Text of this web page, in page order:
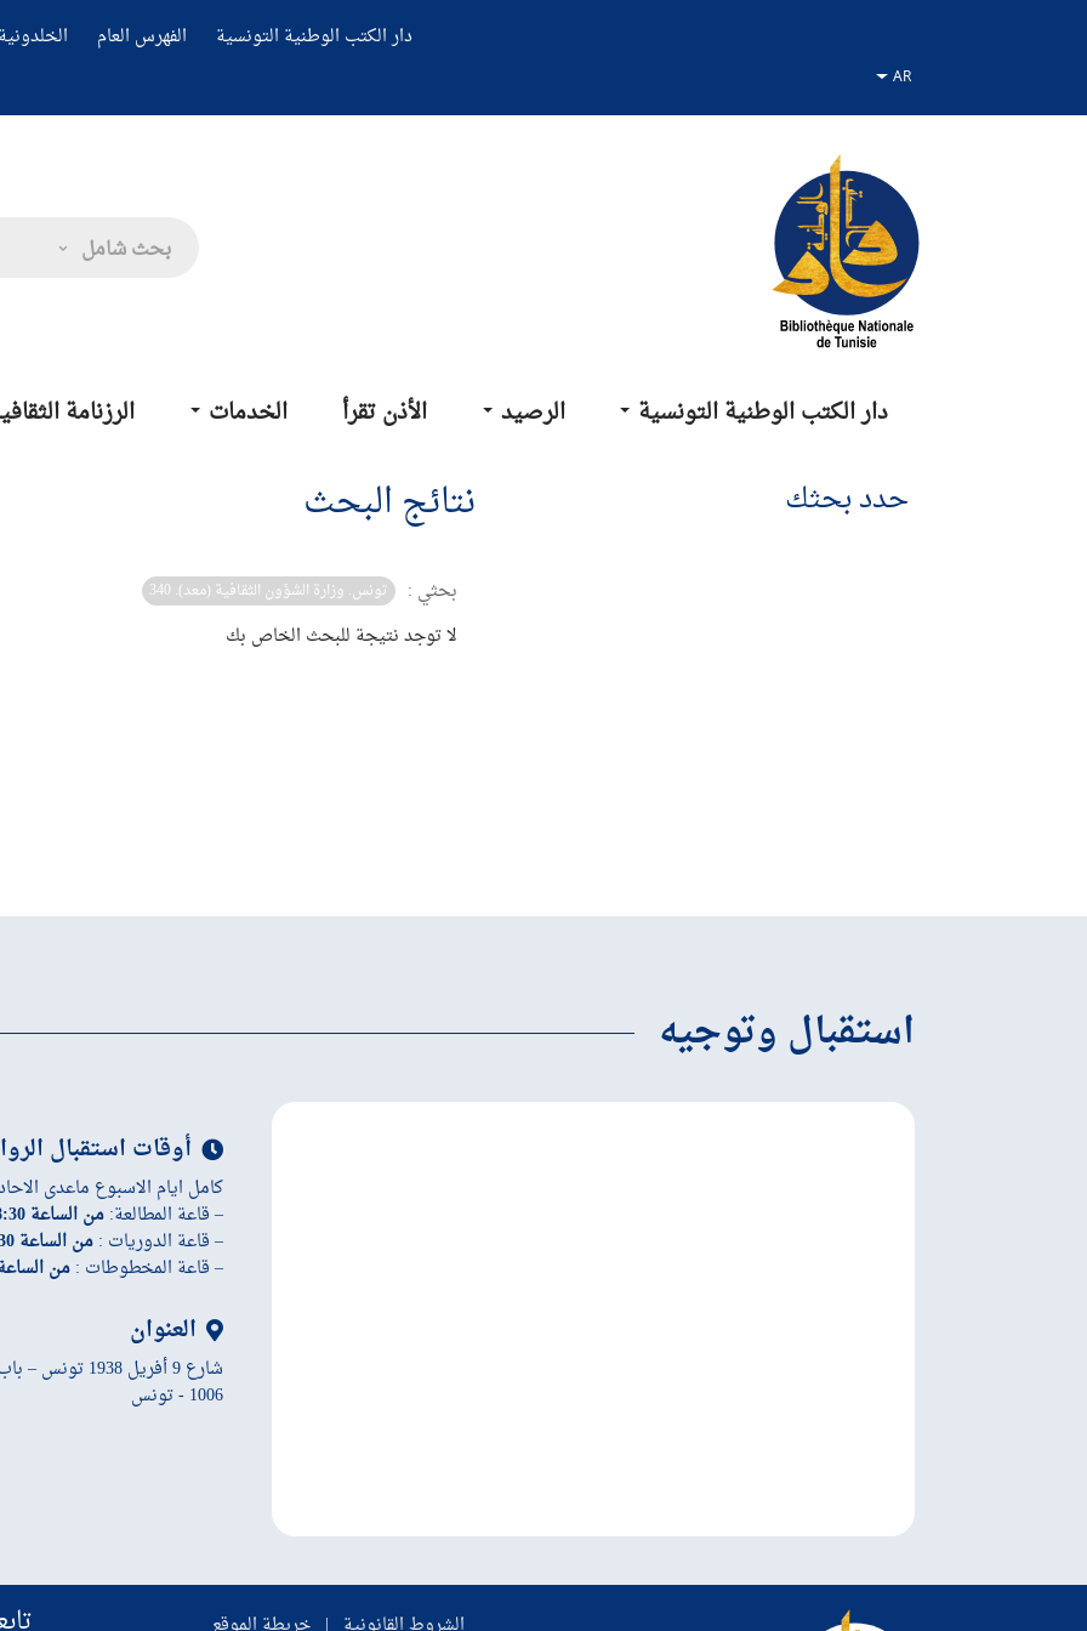
دار الكتب الوطنية التونسية الفهرس العام
بحث شامل
دار الكتب الوطنية التونسية الرصيد الأذن تقرأ الخدمات الرزنامة
نتائج البحث
بحثي : تونس. وزارة الشؤون الثقافية (معد). 340
لا توجد نتيجة للبحث الخاص بك
حدد بحثك
استقبال وتوجيه
أوقات استقبال
كامل ايام الاسبوع ماعدى
– قاعة المطالعة:من الساعة 8:30 إلى الساعة 19:45
– قاعة الدوريات :من الساعة 8:30 إلى الساعة 19:45
– قاعة المخطوطات :من الساعة 8:30 إلى الساعة
العنوان
شارع 9 أفريل 1938 تونس – باب سويقة
1006 - تونس